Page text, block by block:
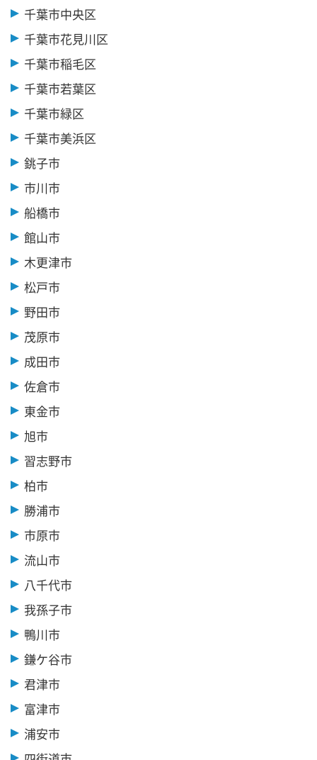
千葉市中央区
千葉市花見川区
千葉市稲毛区
千葉市若葉区
千葉市緑区
千葉市美浜区
銚子市
市川市
船橋市
館山市
木更津市
松戸市
野田市
茂原市
成田市
佐倉市
東金市
旭市
習志野市
柏市
勝浦市
市原市
流山市
八千代市
我孫子市
鴨川市
鎌ケ谷市
君津市
富津市
浦安市